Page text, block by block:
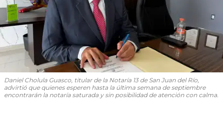
Daniel Cholula Guasco, titular de la Notaría 13 de San Juan del Río,
advirtió que quienes esperen hasta la última semana de septiembre
encontrarán la notaría saturada y sin posibilidad de atención con calma.